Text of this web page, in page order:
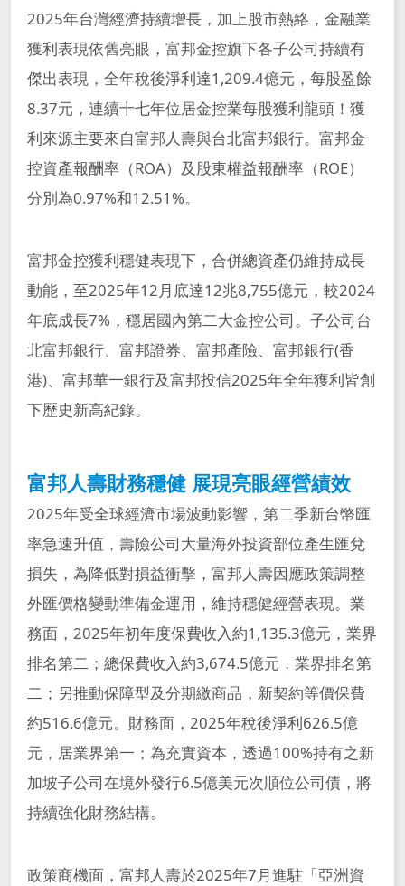
2025年台灣經濟持續增長，加上股市熱絡，金融業
獲利表現依舊亮眼，富邦金控旗下各子公司持續有
傑出表現，全年稅後淨利達1,209.4億元，每股盈餘
8.37元，連續十七年位居金控業每股獲利龍頭！獲
利來源主要來自富邦人壽與台北富邦銀行。富邦金
控資產報酬率（ROA）及股東權益報酬率（ROE）
分別為0.97%和12.51%。
富邦金控獲利穩健表現下，合併總資產仍維持成長
動能，至2025年12月底達12兆8,755億元，較2024
年底成長7%，穩居國內第二大金控公司。子公司台
北富邦銀行、富邦證券、富邦產險、富邦銀行(香
港)、富邦華一銀行及富邦投信2025年全年獲利皆創
下歷史新高紀錄。
富邦人壽財務穩健 展現亮眼經營績效
2025年受全球經濟市場波動影響，第二季新台幣匯
率急速升值，壽險公司大量海外投資部位產生匯兌
損失，為降低對損益衝擊，富邦人壽因應政策調整
外匯價格變動準備金運用，維持穩健經營表現。業
務面，2025年初年度保費收入約1,135.3億元，業界
排名第二；總保費收入約3,674.5億元，業界排名第
二；另推動保障型及分期繳商品，新契約等價保費
約516.6億元。財務面，2025年稅後淨利626.5億
元，居業界第一；為充實資本，透過100%持有之新
加坡子公司在境外發行6.5億美元次順位公司債，將
持續強化財務結構。
政策商機面，富邦人壽於2025年7月進駐「亞洲資